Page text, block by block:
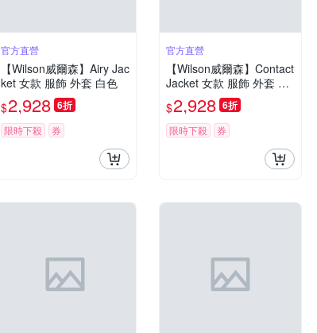
官方直營
【Wilson威爾森】Airy Jac
ket 女款 服飾 外套 白色
$2,928 6折
限時下殺 券
官方直營
【Wilson威爾森】Contact
Jacket 女款 服飾 外套 海
軍藍/長春花藍
$2,928 6折
限時下殺 券